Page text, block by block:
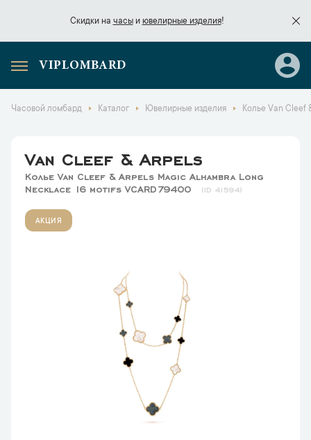
Скидки на часыи ювелирные изделия!
Скидки начасы
VIPLOMBARD
Часовой ломбард Каталог Ювелирные изделия Колье Van Cleef
Van Cleef & Arpels
Колье Van Cleef & Arpels Magic Alhambra Long
Necklace 16 motifs VCARD79400
41594
АКЦИЯ